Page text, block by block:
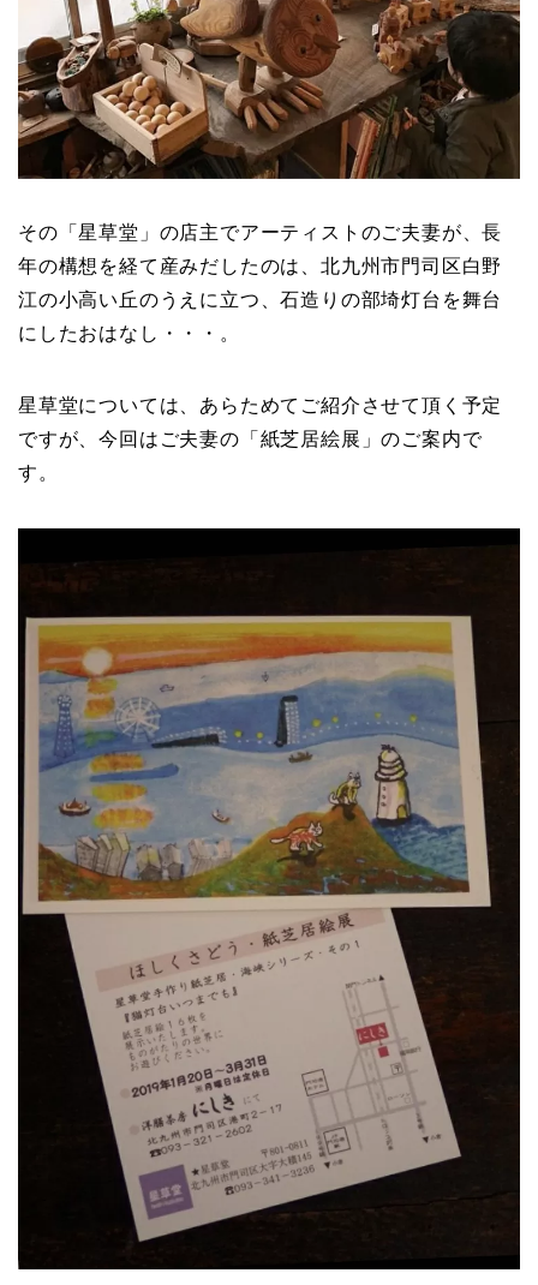
その「星草堂」の店主でアーティストのご夫妻が、長
年の構想を経て産みだしたのは、北九州市門司区白野
江の小高い丘のうえに立つ、石造りの部埼灯台を舞台
にしたおはなし・・・。
星草堂については、あらためてご紹介させて頂く予定
ですが、今回はご夫妻の「紙芝居絵展」のご案内で
す。